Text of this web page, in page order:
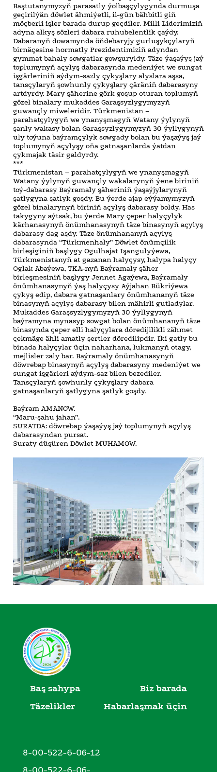
Baştutanymyzyň parasatly ýolbaşçylygynda durmuşa
geçirilýän döwlet ähmiýetli, il-gün bähbitli giň
möçberli işler barada durup geçdiler. Milli Liderimiziň
adyna alkyş sözleri dabara ruhubelentlik çaýdy.
Dabaranyň dowamynda öňdebaryjy gurluşykçylaryň
birnäçesine hormatly Prezidentimiziň adyndan
gymmat bahaly sowgatlar gowşuryldy. Täze ýaşaýyş jaý
toplumynyň açylyş dabarasynda medeniýet we sungat
işgärleriniň aýdym-sazly çykyşlary alyslara aşsa,
tansçylaryň şowhunly çykyşlary çäräniň dabarasyny
artdyrdy. Mary şäherine görk goşup oturan toplumyň
gözel binalary mukaddes Garaşsyzlygymyzyň
guwançly miweleridir. Türkmenistan –
parahatçylygyň we ynanyşmagyň Watany ýylynyň
şanly wakasy bolan Garaşsyzlygymyzyň 30 ýyllygynyň
uly toýuna baýramçylyk sowgady bolan bu ýaşaýyş jaý
toplumynyň açylyşy oňa gatnaşanlarda ýatdan
çykmajak täsir galdyrdy.
***
Türkmenistan – parahatçylygyň we ynanyşmagyň
Watany ýylynyň guwançly wakalarynyň ýene biriniň
toý-dabarasy Baýramaly şäheriniň ýaşaýjylarynyň
şatlygyna şatlyk goşdy. Bu ýerde ajap eýýamymyzyň
gözel binalarynyň biriniň açylyş dabarasy boldy. Has
takygyny aýtsak, bu ýerde Mary çeper halyçylyk
kärhanasynyň önümhanasynyň täze binasynyň açylyş
dabarasy dag aşdy. Täze önümhananyň açylyş
dabarasynda “Türkmenhaly” Döwlet önümçilik
birleşiginiň başlygy Ogulhajat Işangulyýewa,
Türkmenistanyň at gazanan halyçysy, halypa halyçy
Oglak Abaýewa, TKA-nyň Baýramaly şäher
birleşmesiniň başlygy Jennet Agaýewa, Baýramaly
önümhanasynyň ýaş halyçysy Aýjahan Bükriýewa
çykyş edip, dabara gatnaşanlary önümhananyň täze
binasynyň açylyş dabarasy bilen mähirli gutladylar.
Mukaddes Garaşsyzlygymyzyň 30 ýyllygynyň
baýramyna mynasyp sowgat bolan önümhananyň täze
binasynda çeper elli halyçylara döredijilikli zähmet
çekmäge ähli amatly şertler döredilipdir. Iki gatly bu
binada halyçylar üçin naharhana, lukmanyň otagy,
mejlisler zaly bar. Baýramaly önümhanasynyň
döwrebap binasynyň açylyş dabarasyny medeniýet we
sungat işgärleri aýdym-saz bilen bezediler.
Tansçylaryň şowhunly çykyşlary dabara
gatnaşanlaryň şatlygyna şatlyk goşdy.
Baýram AMANOW.
“Maru-şahu jahan”.
SURATDA: döwrebap ýaşaýyş jaý toplumynyň açylyş
dabarasyndan pursat.
Suraty düşüren Döwlet MUHAMOW.
Baş sahypa
Biz barada
Täzelikler
Habarlaşmak üçin
8-00-522-6-06-12